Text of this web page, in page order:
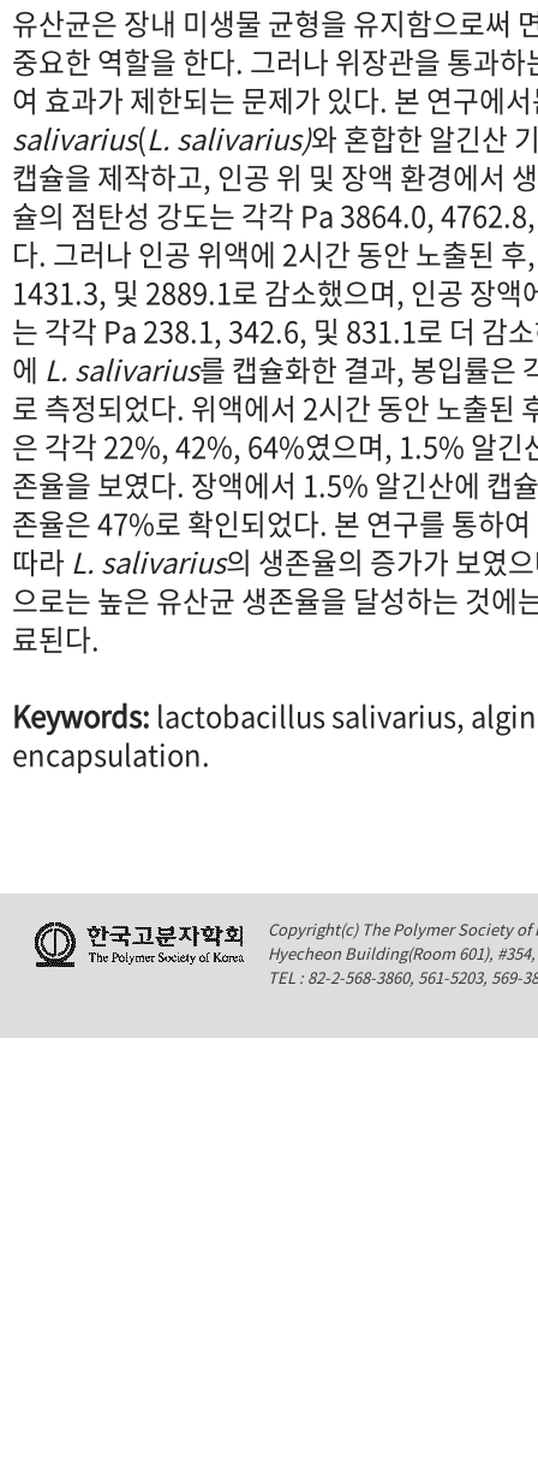
유산균은 장내 미생물 균형을 유지함으로써
중요한 역할을 한다. 그러나 위장관을 통과
여 효과가 제한되는 문제가 있다. 본 연구에
salivarius(L. salivarius)와 혼합한 알긴산
캡슐을 제작하고, 인공 위 및 장액 환경에서
슐의 점탄성 강도는 각각 Pa 3864.0,
다. 그러나 인공 위액에 2시간 동안 노출된
1431.3, 및 2889.1로 감소했으며, 인공 장액
는 각각 Pa 238.1, 342.6, 및 831.1로 더 감
에 L. salivarius를 캡슐화한 결과, 봉입률은
로 측정되었다. 위액에서 2시간 동안 노출된
은 각각 22%, 42%, 64%였으며, 1.5% 알긴
존율을 보였다. 장액에서 1.5% 알긴산에 캡
존율은 47%로 확인되었다. 본 연구를 통하
따라L. salivarius의 생존율의 증가가 보였
으로는 높은 유산균 생존율을 달성하는 것에
료된다.
Keywords: lactobacillus salivarius,
encapsulation.
Copyright(c) The Polymer Society of
Hyecheon Building(Room 601),
TEL : 82-2-568-3860, 561-5203,